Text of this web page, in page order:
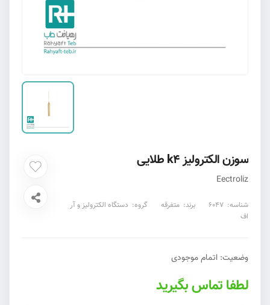
سوزن الکترولیز k4 طلایی
Eectroliz
شناسه: 6047 برند: متفرقه گروه: دستگاه الکترولیز و آر
اف
وضعیت: اتمام موجودی
لطفا تماس بگیرید